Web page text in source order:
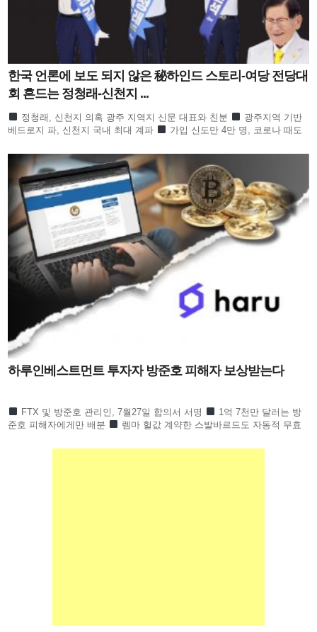
한국 언론에 보도 되지 않은 秘하인드 스토리-여당 전당대
회 흔드는 정청래-신천지 ...
정청래, 신천지 의혹 광주 지역지 신문 대표와 친분
광주지역 기반
베드로지 파, 신천지 국내 최대 계파
가입 신도만 4만 명, 코로나 때도
하루인베스트먼트 투자자 방준호 피해자 보상받는다
FTX 및 방준호 관리인, 7월27일 합의서 서명
1억 7천만 달러는 방
준호 피해자에게만 배분
렘마 헐값 계약한 스발바르드도 자동적 무효